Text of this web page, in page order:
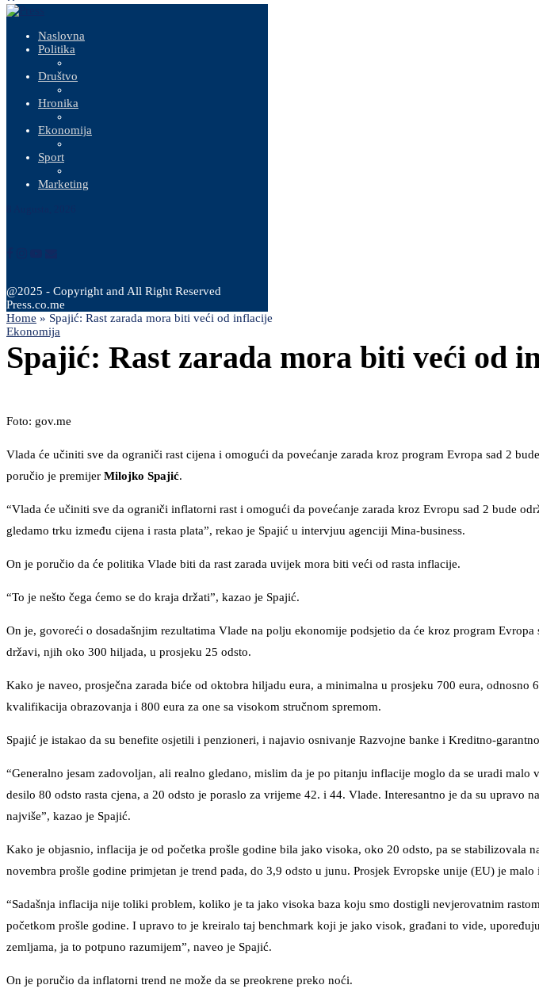
Naslovna
Politika
Društvo
Hronika
Ekonomija
Sport
Marketing
@2025 - Copyright and All Right Reserved
Press.co.me
Home » Spajić: Rast zarada mora biti veći od inflacije
Ekonomija
Spajić: Rast zarada mora biti veći od
Foto: gov.me
Vlada će učiniti sve da ograniči rast cijena i omogući da povećanje zarada kroz program Evropa sad 2
poručio je premijer Milojko Spajić.
“Vlada će učiniti sve da ograniči inflatorni rast i omogući da povećanje zarada kroz Evropu sad 2 bude
gledamo trku između cijena i rasta plata”, rekao je Spajić u intervjuu agenciji Mina-business.
On je poručio da će politika Vlade biti da rast zarada uvijek mora biti veći od rasta inflacije.
“To je nešto čega ćemo se do kraja držati”, kazao je Spajić.
On je, govoreći o dosadašnjim rezultatima Vlade na polju ekonomije podsjetio da će kroz program Evropa
državi, njih oko 300 hiljada, u prosjeku 25 odsto.
Kako je naveo, prosječna zarada biće od oktobra hiljadu eura, a minimalna u prosjeku 700 eura, odnosno
kvalifikacija obrazovanja i 800 eura za one sa visokom stručnom spremom.
Spajić je istakao da su benefite osjetili i penzioneri, i najavio osnivanje Razvojne banke i Kreditno-
“Generalno jesam zadovoljan, ali realno gledano, mislim da je po pitanju inflacije moglo da se uradi malo
desilo 80 odsto rasta cjena, a 20 odsto je poraslo za vrijeme 42. i 44. Vlade. Interesantno je da su upravo
najviše”, kazao je Spajić.
Kako je objasnio, inflacija je od početka prošle godine bila jako visoka, oko 20 odsto, pa se stabilizovala
novembra prošle godine primjetan je trend pada, do 3,9 odsto u junu. Prosjek Evropske unije (EU) je malo
“Sadašnja inflacija nije toliki problem, koliko je ta jako visoka baza koju smo dostigli nevjerovatnim
početkom prošle godine. I upravo to je kreiralo taj benchmark koji je jako visok, građani to vide,
zemljama, ja to potpuno razumijem”, naveo je Spajić.
On je poručio da inflatorni trend ne može da se preokrene preko noći.